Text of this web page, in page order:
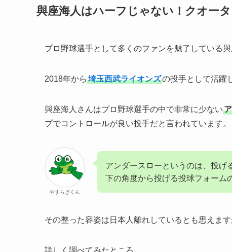
與座海人はハーフじゃない！クオータ
プロ野球選手として多くのファンを魅了している與
2018年から 埼玉西武ライオンズの投手として活躍
與座海人さんはプロ野球選手の中で非常に少ない
プでコントロールが良い投手だと言われています。
やすらぎくん
アンダースローというのは、投げ
下の角度から投げる投球フォーム
その整った容姿は日本人離れしているとも思えます
詳しく調べてみたところ、